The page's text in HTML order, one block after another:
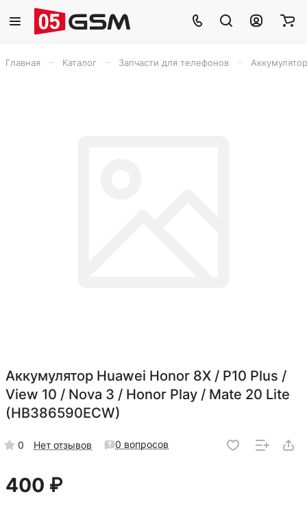
Главная Каталог Запчасти для телефонов
Аккумулятор Huawei Honor 8X / P10 Plus /
View 10 / Nova 3 / Honor Play / Mate 20 Lite
(HB386590ECW)
0 Нет отзывов 0 вопросов
400 ₽